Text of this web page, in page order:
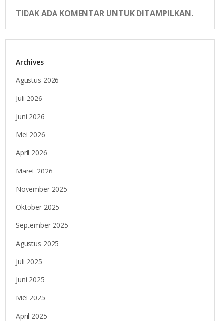
TIDAK ADA KOMENTAR UNTUK DITAMPILKAN.
Archives
Agustus 2026
Juli 2026
Juni 2026
Mei 2026
April 2026
Maret 2026
November 2025
Oktober 2025
September 2025
Agustus 2025
Juli 2025
Juni 2025
Mei 2025
April 2025